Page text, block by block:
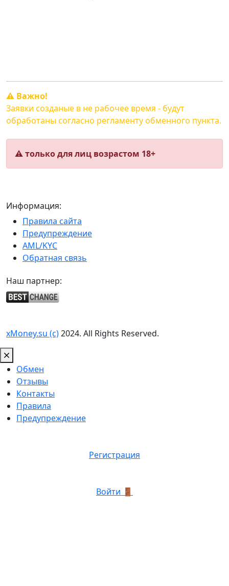
⚠️ Важно!
Заявки созданые в не рабочее время - будут
обработаны согласно регламенту обменного пункта.
⚠️ только для лиц возрастом 18+
Информация:
Правила сайта
Предупреждение
AML/KYC
Обратная связь
Наш партнер:
xMoney.su (c)2024. All Rights Reserved.
Обмен
Отзывы
Контакты
Правила
Предупреждение
Регистрация
Войти 🚪